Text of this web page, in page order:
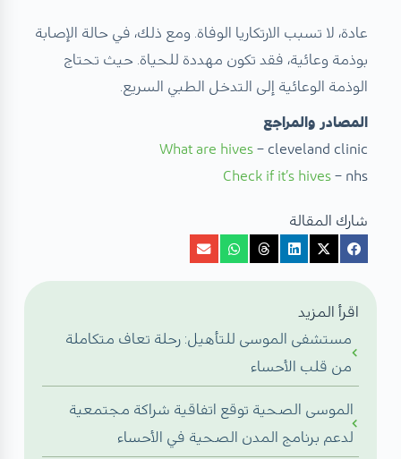
عادة، لا تسبب الارتكاريا الوفاة. ومع ذلك، في حالة الإصابة
بوذمة وعائية، فقد تكون مهددة للحياة. حيث تحتاج
الوذمة الوعائية إلى التدخل الطبي السريع.
المصادر والمراجع
What are hives – cleveland clinic
Check if it’s hives – nhs
شارك المقالة
اقرأ المزيد
مستشفى الموسى للتأهيل: رحلة تعاف متكاملة
من قلب الأحساء
الموسى الصحية توقع اتفاقية شراكة مجتمعية
لدعم برنامج المدن الصحية في الأحساء